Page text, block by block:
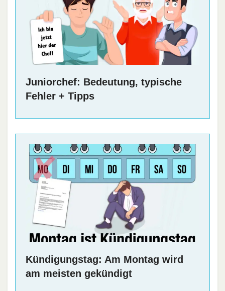
Juniorchef: Bedeutung, typische
Fehler + Tipps
Kündigungstag: Am Montag wird
am meisten gekündigt